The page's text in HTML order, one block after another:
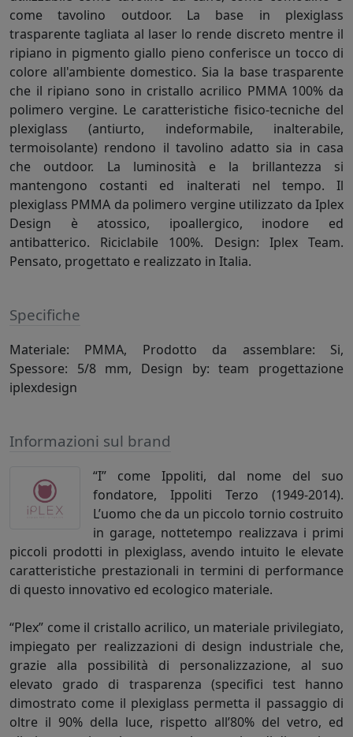
come tavolino outdoor. La base in plexiglass
trasparente tagliata al laser lo rende discreto mentre il
ripiano in pigmento giallo pieno conferisce un tocco di
colore all'ambiente domestico. Sia la base trasparente
che il ripiano sono in cristallo acrilico PMMA 100% da
polimero vergine. Le caratteristiche fisico-tecniche del
plexiglass (antiurto, indeformabile, inalterabile,
termoisolante) rendono il tavolino adatto sia in casa
che outdoor. La luminosità e la brillantezza si
mantengono costanti ed inalterati nel tempo. Il
plexiglass PMMA da polimero vergine utilizzato da Iplex
Design è atossico, ipoallergico, inodore ed
antibatterico. Riciclabile 100%. Design: Iplex Team.
Pensato, progettato e realizzato in Italia.
Specifiche
Materiale: PMMA, Prodotto da assemblare: Si,
Spessore: 5/8 mm, Design by: team progettazione
iplexdesign
Informazioni sul brand
“I” come Ippoliti, dal nome del suo
fondatore, Ippoliti Terzo (1949-2014).
L’uomo che da un piccolo tornio costruito
in garage, nottetempo realizzava i primi
piccoli prodotti in plexiglass, avendo intuito le elevate
caratteristiche prestazionali in termini di performance
di questo innovativo ed ecologico materiale.
“Plex” come il cristallo acrilico, un materiale privilegiato,
impiegato per realizzazioni di design industriale che,
grazie alla possibilità di personalizzazione, al suo
elevato grado di trasparenza (specifici test hanno
dimostrato come il plexiglass permetta il passaggio di
oltre il 90% della luce, rispetto all’80% del vetro, ed